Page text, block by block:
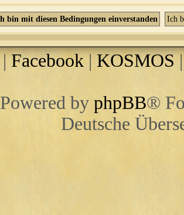
|Facebook | KOSMOS
Powered by phpBB®
Deutsche